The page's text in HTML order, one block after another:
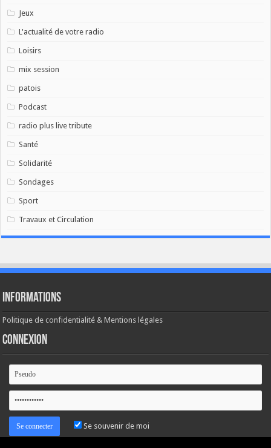
Jeux
L'actualité de votre radio
Loisirs
mix session
patois
Podcast
radio plus live tribute
Santé
Solidarité
Sondages
Sport
Travaux et Circulation
Informations
Politique de confidentialité & Mentions légales
Connexion
Se souvenir de moi